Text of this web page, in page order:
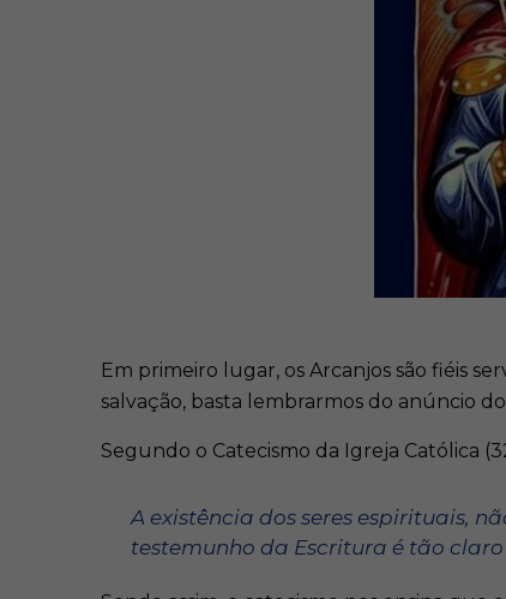
Em primeiro lugar, os Arcanjos são fiéis
salvação, basta lembrarmos do anúncio
Segundo o Catecismo da Igreja Católica
A existência dos seres espirituais,
testemunho da Escritura é tão